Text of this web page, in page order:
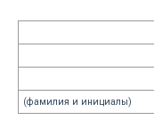
(фамилия и инициалы)